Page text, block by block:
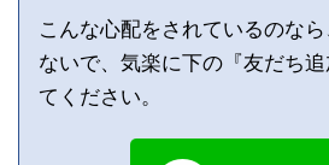
こんな心配をされているのな
ないで、気楽に下の『友だち
てください。